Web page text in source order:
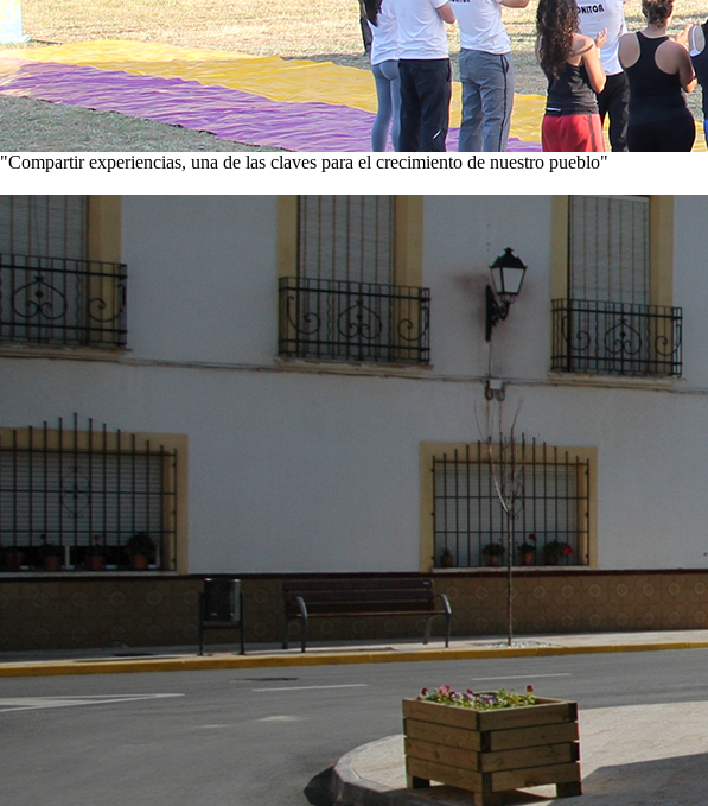
"Compartir experiencias, una de las claves para el crecimiento de nuestro pueblo"